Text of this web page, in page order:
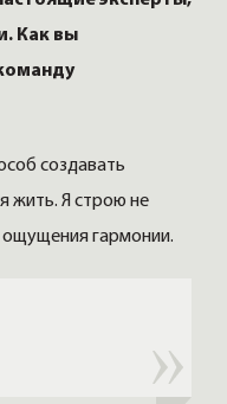
Как вы
создавать
жить. Я строю не
гармонии.